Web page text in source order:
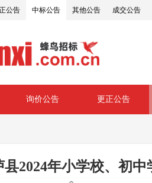
公告 中标公告 其他公告 成交公告
询价公告 更正公告
2024年小学校、初